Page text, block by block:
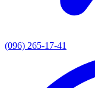
(096) 265-17-41